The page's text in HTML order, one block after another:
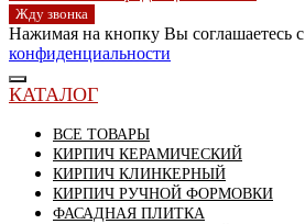
Жду звонка
Нажимая на кнопку Вы соглашаетесь с
конфиденциальности
КАТАЛОГ
ВСЕ ТОВАРЫ
КИРПИЧ КЕРАМИЧЕСКИЙ
КИРПИЧ КЛИНКЕРНЫЙ
КИРПИЧ РУЧНОЙ ФОРМОВКИ
ФАСАДНАЯ ПЛИТКА